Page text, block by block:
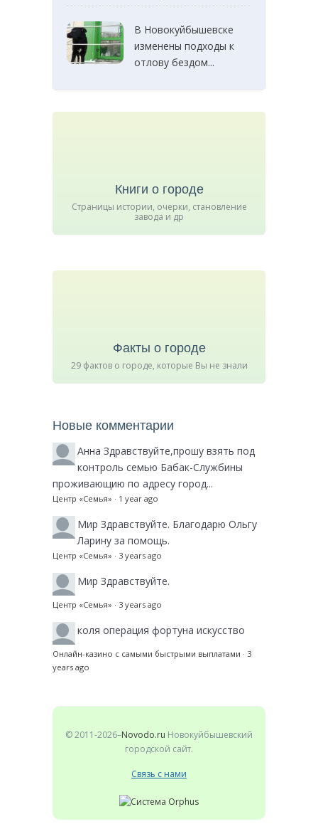
В Новокуйбышевске
изменены подходы к
отлову бездом...
Книги о городе
Страницы истории, очерки, становление
завода и др
Факты о городе
29 фактов о городе, которые Вы не знали
Новые комментарии
Анна Здравствуйте,прошу взять под
контроль семью Бабак-Службины
проживающию по адресу город...
Центр «Семья» · 1 year ago
Мир Здравствуйте. Благодарю Ольгу
Ларину за помощь.
Центр «Семья» · 3 years ago
Мир Здравствуйте.
Центр «Семья» · 3 years ago
коля операция фортуна искусство
Онлайн-казино с самыми быстрыми выплатами · 3
years ago
© 2011-2026–Novodo.ru Новокуйбышевский
городской сайт.
Связь с нами